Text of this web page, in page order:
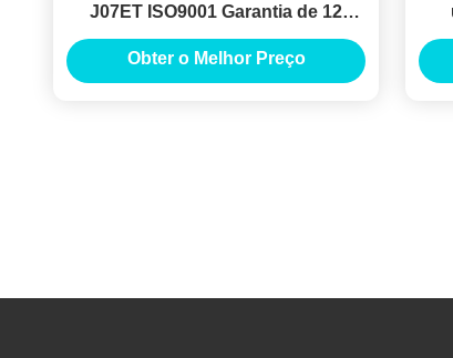
J07ET ISO9001 Garantia de 12
meses
Obter o Melhor Preço